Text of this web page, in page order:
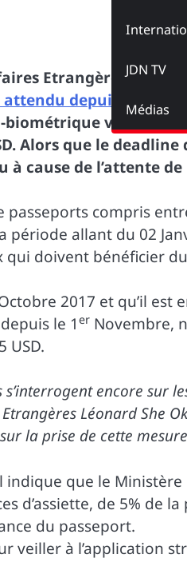
JDN TV
Médias
Etrangères et le
depuis le 2
valide
Alors que le deadline
cause de l’attente de
compris
période allant du 02
qui doivent bénéficier
2017 et qu’il
le 1 er Novembre,
USD.
encore sur
Léonard She
la prise de cette
que le Ministère
d’assiette, de 5% de
du passeport.
veiller à l’application